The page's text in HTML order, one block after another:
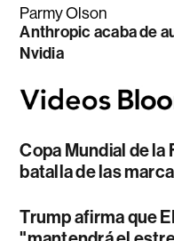
Parmy Olson
Anthropic acaba de
Nvidia
Copa Mundial de la
batalla de las
Trump afirma que